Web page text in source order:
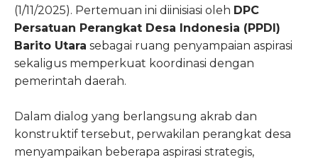
(1/11/2025). Pertemuan ini diinisiasi oleh DPC
Persatuan Perangkat Desa Indonesia (PPDI)
Barito Utara sebagai ruang penyampaian aspirasi
sekaligus memperkuat koordinasi dengan
pemerintah daerah.
Dalam dialog yang berlangsung akrab dan
konstruktif tersebut, perwakilan perangkat desa
menyampaikan beberapa aspirasi strategis,